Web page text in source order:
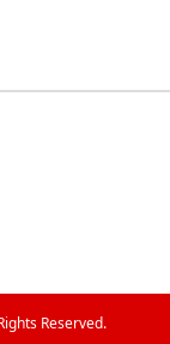
Reserved.